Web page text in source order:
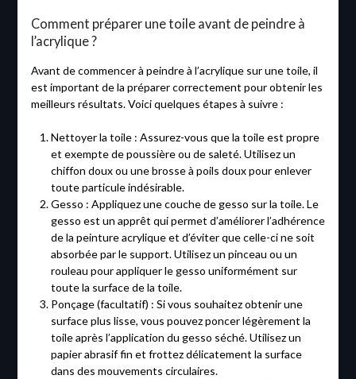
Comment préparer une toile avant de peindre à
l’acrylique ?
Avant de commencer à peindre à l’acrylique sur une toile, il
est important de la préparer correctement pour obtenir les
meilleurs résultats. Voici quelques étapes à suivre :
Nettoyer la toile : Assurez-vous que la toile est propre
et exempte de poussière ou de saleté. Utilisez un
chiffon doux ou une brosse à poils doux pour enlever
toute particule indésirable.
Gesso : Appliquez une couche de gesso sur la toile. Le
gesso est un apprêt qui permet d’améliorer l’adhérence
de la peinture acrylique et d’éviter que celle-ci ne soit
absorbée par le support. Utilisez un pinceau ou un
rouleau pour appliquer le gesso uniformément sur
toute la surface de la toile.
Ponçage (facultatif) : Si vous souhaitez obtenir une
surface plus lisse, vous pouvez poncer légèrement la
toile après l’application du gesso séché. Utilisez un
papier abrasif fin et frottez délicatement la surface
dans des mouvements circulaires.